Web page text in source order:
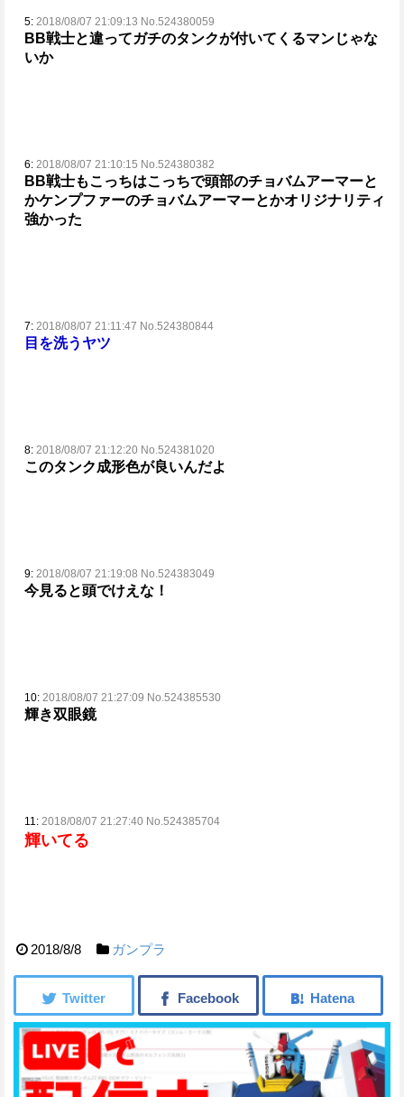
5: 2018/08/07 21:09:13 No.524380059
BB戦士と違ってガチのタンクが付いてくるマンじゃな
いか
6: 2018/08/07 21:10:15 No.524380382
BB戦士もこっちはこっちで頭部のチョバムアーマーと
かケンプファーのチョバムアーマーとかオリジナリティ
強かった
7: 2018/08/07 21:11:47 No.524380844
目を洗うヤツ
8: 2018/08/07 21:12:20 No.524381020
このタンク成形色が良いんだよ
9: 2018/08/07 21:19:08 No.524383049
今見ると頭でけえな！
10: 2018/08/07 21:27:09 No.524385530
輝き双眼鏡
11: 2018/08/07 21:27:40 No.524385704
輝いてる
2018/8/8 ガンプラ